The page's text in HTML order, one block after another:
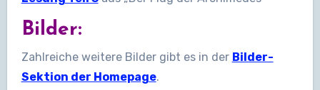
Bilder:
Zahlreiche weitere Bilder gibt es in der Bilder-
Sektion der Homepage.